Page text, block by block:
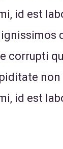
id est
corrupti
id est